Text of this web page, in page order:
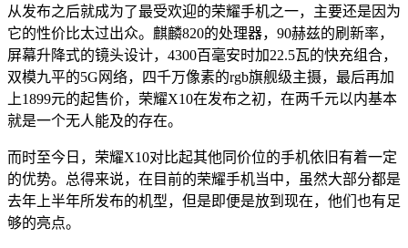
从发布之后就成为了最受欢迎的荣耀手机之一，主要还是因为
它的性价比太过出众。麒麟820的处理器，90赫兹的刷新率，
屏幕升降式的镜头设计，4300百毫安时加22.5瓦的快充组合，
双模九平的5G网络，四千万像素的rgb旗舰级主摄，最后再加
上1899元的起售价，荣耀X10在发布之初，在两千元以内基本
就是一个无人能及的存在。
而时至今日，荣耀X10对比起其他同价位的手机依旧有着一定
的优势。总得来说，在目前的荣耀手机当中，虽然大部分都是
去年上半年所发布的机型，但是即便是放到现在，他们也有足
够的亮点。